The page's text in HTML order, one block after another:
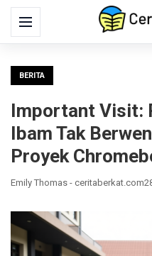
Menu
BERITA
Important Visit:
Ibam Tak
Proyek
Emily Thomas - ceritaberkat.com